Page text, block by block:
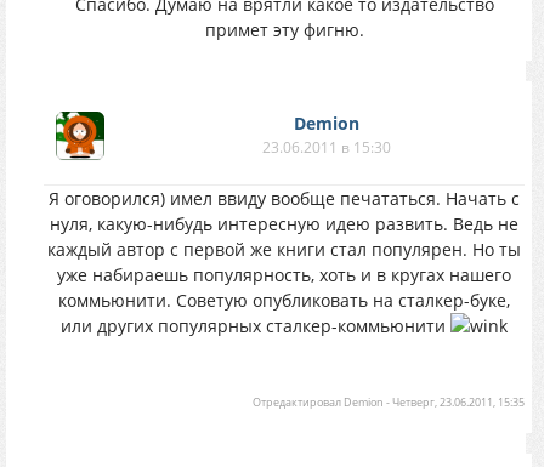
примет эту фигню.
Demion
23.06.2011 в 15:30
Я оговорился) имел ввиду вообще печататься. Начать с
нуля, какую-нибудь интересную идею развить. Ведь не
каждый автор с первой же книги стал популярен. Но ты
уже набираешь популярность, хоть и в кругах нашего
коммьюнити. Советую опубликовать на сталкер-буке,
или других популярных сталкер-коммьюнити
Отредактировал Demion -Четверг, 23.06.2011, 15:35